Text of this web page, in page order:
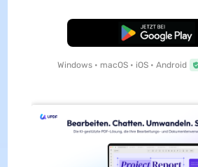
Kostenloser Download
Windows • macOS • iOS • Android